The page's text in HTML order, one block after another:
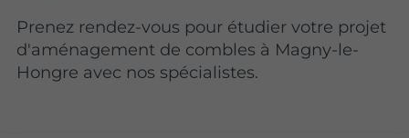
Prenez rendez-vous pour étudier votre projet
d'aménagement de combles à Magny-le-
Hongre avec nos spécialistes.